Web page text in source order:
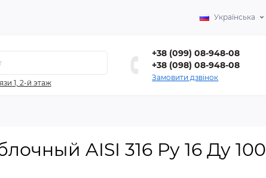
Українська
1, 2-й этаж
+38 (099) 08-948-08
+38 (098) 08-948-08
Замовити дзвінок
AISI 316 Ру 16 Ду 100